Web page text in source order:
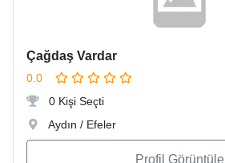
Çağdaş Vardar
0.0
0 Kişi Seçti
Aydın / Efeler
Profil Görüntüle